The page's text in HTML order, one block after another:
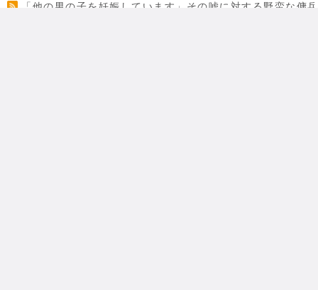
「他の男の子を妊娠しています」その嘘に対する野蛮な